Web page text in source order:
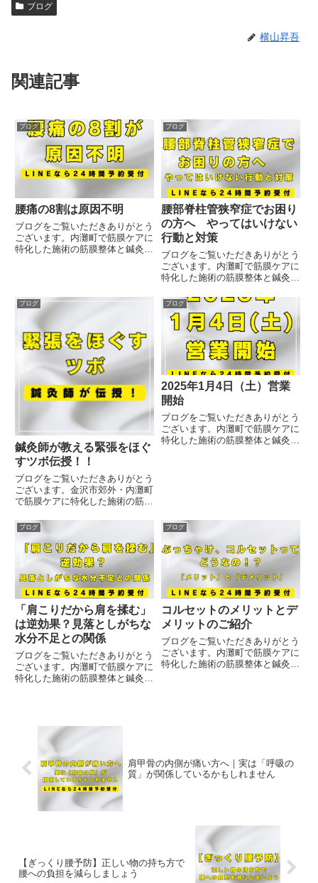
ブログ
横山昇吾
関連記事
ブログ
腰痛の8割は原因不明
ブログをご覧いただきありがとう
ございます。内灘町で筋膜ケアに
特化した施術の筋膜整体と鍼灸を
利用しても判断のつかないものを
非特異的腰痛（ヒトクイテキヨ
ブログ
腰部脊柱管狭窄症でお困り
の方へ やってはいけない
行動と対策
ブログをご覧いただきありがとう
ございます。内灘町で筋膜ケアに
特化した施術の筋膜整体と鍼灸を
腰部脊柱管狭窄症は脊椎にある神
経の通る管である脊柱管が何らか
の影響で狭窄をうけることで起き
る症です。その為、腰部脊柱管
ブログ
鍼灸師が教える緊張をほぐ
すツボ伝授！！
ブログをご覧いただきありがとう
ございます。金沢市郊外・内灘町
で筋膜ケアに特化した施術の筋膜
治療院です。スポーツもシーズン
インして連日アスリートの方のご
来院ありがとうございます。今週
末は石川県水泳協会からの派遣
ブログ
2025年1月4日（土）営業
開始
ブログをご覧いただきありがとう
ございます。内灘町で筋膜ケアに
特化した施術の筋膜整体と鍼灸を
ブログ
「肩こりだから肩を揉む」
は逆効果？見落としがちな
水分不足との関係
ブログをご覧いただきありがとう
ございます。内灘町で筋膜ケアに
特化した施術の筋膜整体と鍼灸を
験はありませんか？肩こりの原因
というと、姿勢の悪さやデスク
ブログ
コルセットのメリットとデ
メリットのご紹介
ブログをご覧いただきありがとう
ございます。内灘町で筋膜ケアに
特化した施術の筋膜整体と鍼灸を
肩甲骨の内側が痛い方へ｜実は「呼吸の
質」が関係しているかもしれません
【ぎっくり腰予防】正しい物の持ち方で
腰への負担を減らしましょう